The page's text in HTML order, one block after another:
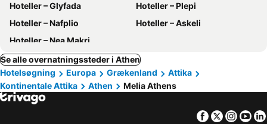
Hoteller – Glyfada
Hoteller – Plepi
Hoteller – Nafplio
Hoteller – Askeli
Hoteller – Nea Makri
Se alle overnatningssteder i Athen
Hotelsøgning
Europa Grækenland
Attika
Kontinentale Attika
Athen Melia Athens
Facebook
Twitter